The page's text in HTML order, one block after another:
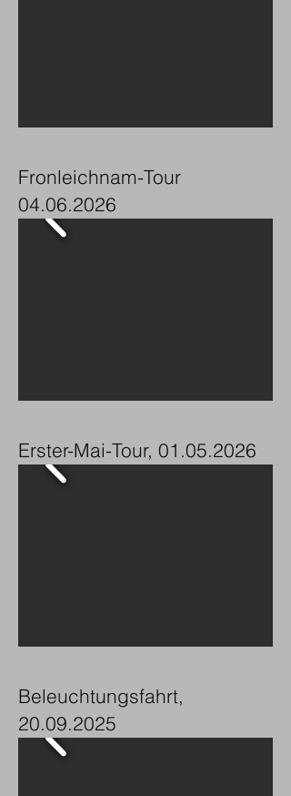
Fronleichnam-Tour
04.06.2026
Erster-Mai-Tour, 01.05.2026
Beleuchtungsfahrt,
20.09.2025